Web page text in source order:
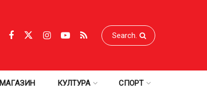
МАГАЗИН КУЛТУРА СПОРТ